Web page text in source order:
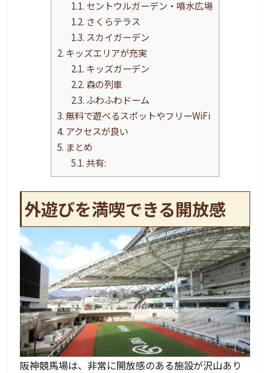
1.1. セントウルガーデン・噴水広場
1.2. さくらテラス
1.3. スカイガーデン
2. キッズエリアが充実
2.1. キッズガーデン
2.2. 森の列車
2.3. ふわふわドーム
3.無料で遊べるスポットやフリーWiFi
4. アクセスが良い
5. まとめ
5.1.共有:
外遊びを満喫できる開放感
阪神競馬場は、非常に開放感のある施設が沢山あり